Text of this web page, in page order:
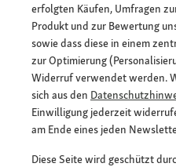
erfolgten Käufen, Umfragen
Produkt und zur Bewertung
sowie dass diese in einem
zur Optimierung
Widerruf verwendet werden.
sich aus den
Einwilligung jederzeit
am Ende eines jeden
Diese Seite wird geschützt